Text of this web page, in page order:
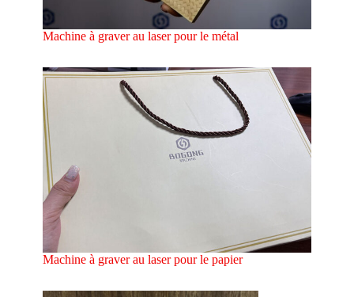
Machine à graver au laser pour le métal
Machine à graver au laser pour le papier